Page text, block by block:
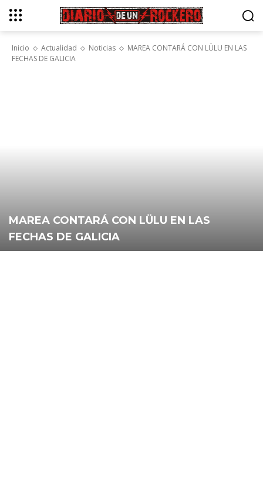
Inicio Actualidad Noticias
MAREA CONTARÁ CON LÜLU EN LAS
FECHAS DE GALICIA
MAREA CONTARÁ CON LÜLU EN LAS
FECHAS DE GALICIA